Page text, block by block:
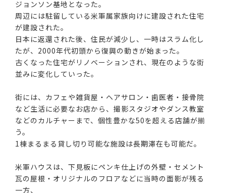
ジョンソン基地となった。
周辺には駐留している米軍属家族向けに建設された住宅
が建設された。
日本に返還された後、住民が減少し、一時はスラム化し
たが、2000年代初頭から復興の動きが始まった。
古くなった住宅がリノベーションされ、現在のような街
並みに変化していった。
街には、カフェや雑貨屋・ヘアサロン・歯医者・接骨院
など生活に必要なお店から、撮影スタジオやダンス教室
などのカルチャーまで、個性豊かな50を超える店舗が揃
う。
1棟まるまる貸し切り可能な施設は長期滞在も可能だ。
米軍ハウスは、下見板にペンキ仕上げの外壁・セメント
瓦の屋根・オリジナルのフロアなどに当時の面影が残る
一方、